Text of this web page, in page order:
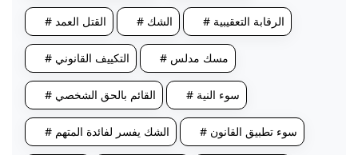
# القتل العمد # الشك # الرقابة التعقيبية
# التكييف القانوني # مسك مدلس
# القائم بالحق الشخصي # سوء النية
# الشك يفسر لفائدة المتهم # سوء تطبيق القانون